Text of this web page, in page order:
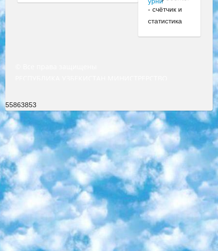
55863853